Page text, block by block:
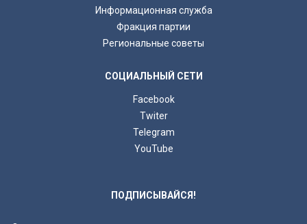
Информационная служба
Фракция партии
Региональные советы
СОЦИАЛЬНЫЙ СЕТИ
Facebook
Twiter
Telegram
YouTube
ПОДПИСЫВАЙСЯ!